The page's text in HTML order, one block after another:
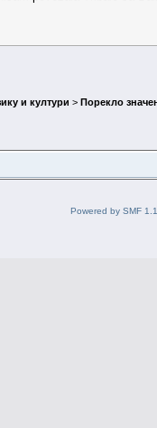
и култури > Порекло
Powered by SMF